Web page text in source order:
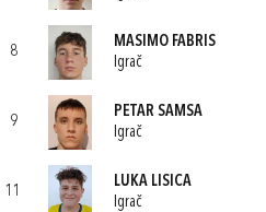
8
MASIMO FABRIS
Igrač
9
PETAR SAMSA
Igrač
11
LUKA LISICA
Igrač